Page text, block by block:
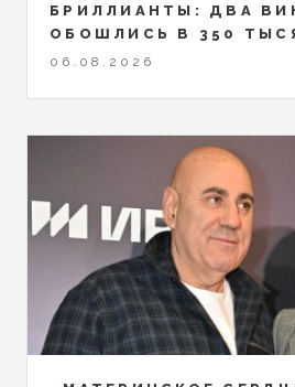
БРИЛЛИАНТЫ: ДВА
ОБОШЛИСЬ В 350
06.08.2026